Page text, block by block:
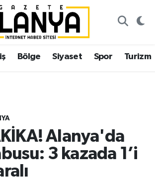
Bölge Siyaset Spor Turizm
Alanya'da
3 kazada 1’i
Eczaneler
Durumu
Durumu ve Fikstür
Haberleri